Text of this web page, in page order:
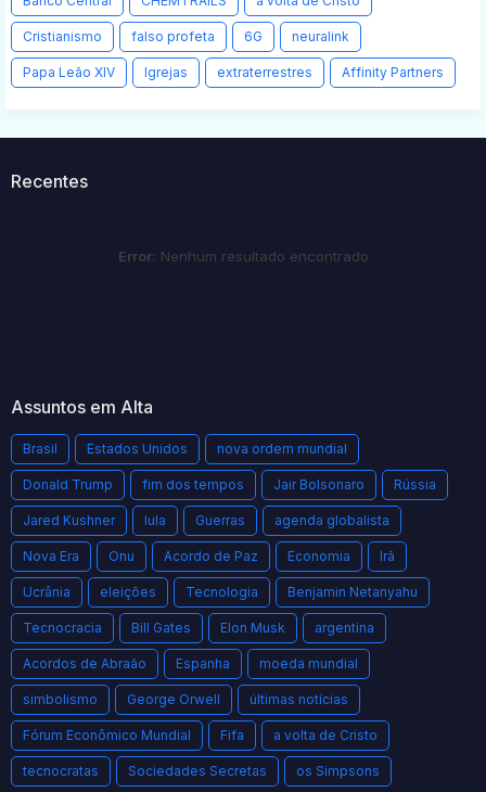
Cristianismo falso profeta 6G neuralink
Papa Leão XIV Igrejas extraterrestres Affinity Partners
Recentes
Error: Nenhum resultado encontrado
Assuntos em Alta
Brasil Estados Unidos nova ordem mundial
Donald Trump fim dos tempos Jair Bolsonaro Rússia
Jared Kushner lula Guerras agenda globalista
Nova Era Onu Acordo de Paz Economia Irã
Ucrânia eleições Tecnologia Benjamin Netanyahu
Tecnocracia Bill Gates Elon Musk argentina
Acordos de Abraão Espanha moeda mundial
simbolismo George Orwell últimas notícias
Fórum Econômico Mundial Fifa a volta de Cristo
tecnocratas Sociedades Secretas os Simpsons